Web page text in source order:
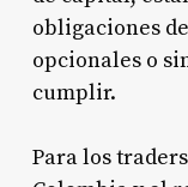
obligaciones
opcionales o
cumplir.
Para los